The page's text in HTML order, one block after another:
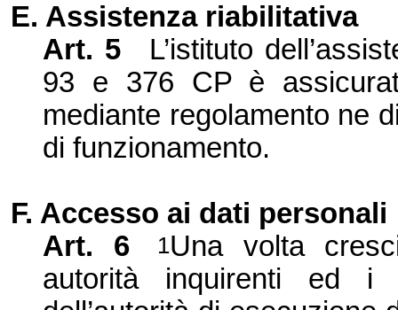
E. Assistenza riabilitativa
Art. 5
L’istituto
93 e 376 CP è
mediante regolamento ne
di funzionamento.
F. Accesso ai dati personali
Art. 6
1Una volta
autorità inquirenti ed i